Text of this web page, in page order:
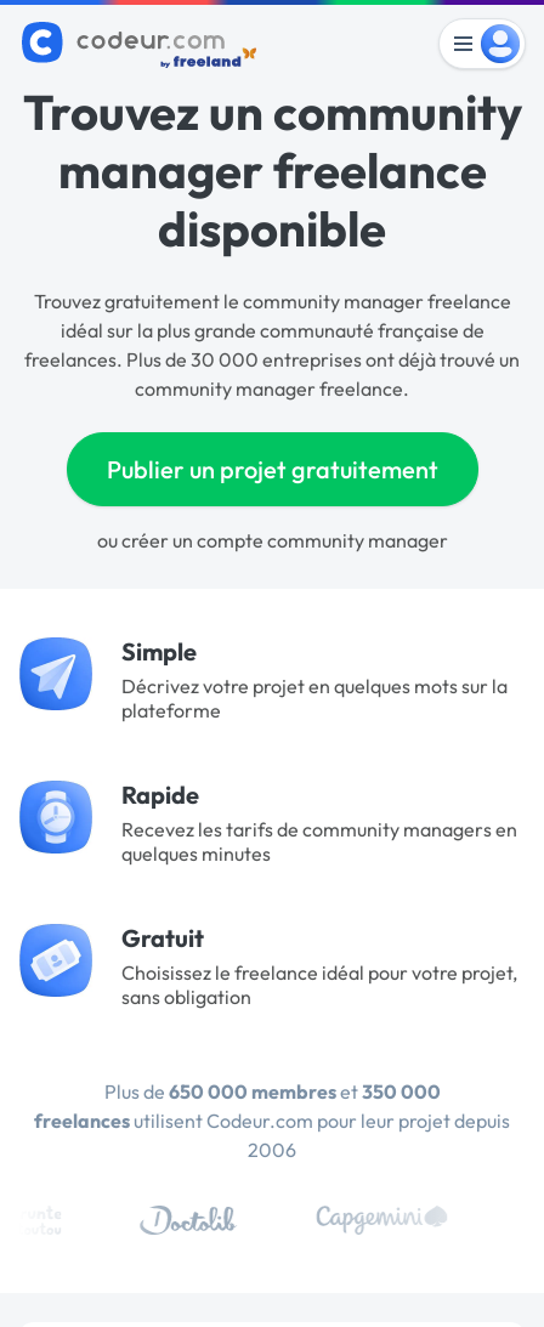
Trouvez un community
manager freelance
disponible
Trouvez gratuitement le community manager freelance
idéal sur la plus grande communauté française de
freelances. Plus de 30 000 entreprises ont déjà trouvé un
community manager freelance.
Publier un projet gratuitement
oucréer un compte community manager
Simple
Décrivez votre projet en quelques mots sur la
plateforme
Rapide
Recevez les tarifs de community managers en
quelques minutes
Gratuit
Choisissez le freelance idéal pour votre projet,
sans obligation
Plus de 650 000 membreset350 000
freelances utilisent Codeur.com pour leur projet depuis
2006